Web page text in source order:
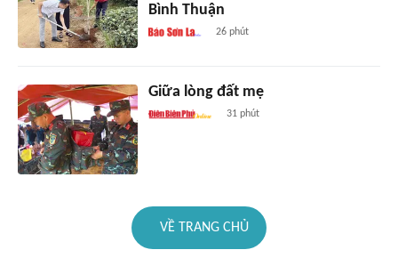
Bình Thuận
26 phút
Giữa lòng đất mẹ
31 phút
VỀ TRANG CHỦ